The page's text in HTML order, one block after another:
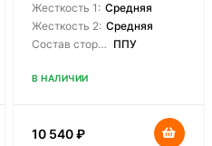
Жесткость 1: Средняя
Жесткость 2: Средняя
Состав сторон: ППУ
В НАЛИЧИИ
10 540₽